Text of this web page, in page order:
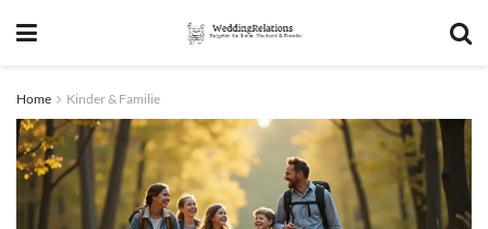
Home Kinder & Familie